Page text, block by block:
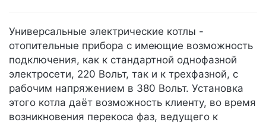
Универсальные электрические котлы -
отопительные прибора с имеющие возможность
подключения, как к стандартной однофазной
электросети, 220 Вольт, так и к трехфазной, с
рабочим напряжением в 380 Вольт. Установка
этого котла даёт возможность клиенту, во время
возникновения перекоса фаз, ведущего к